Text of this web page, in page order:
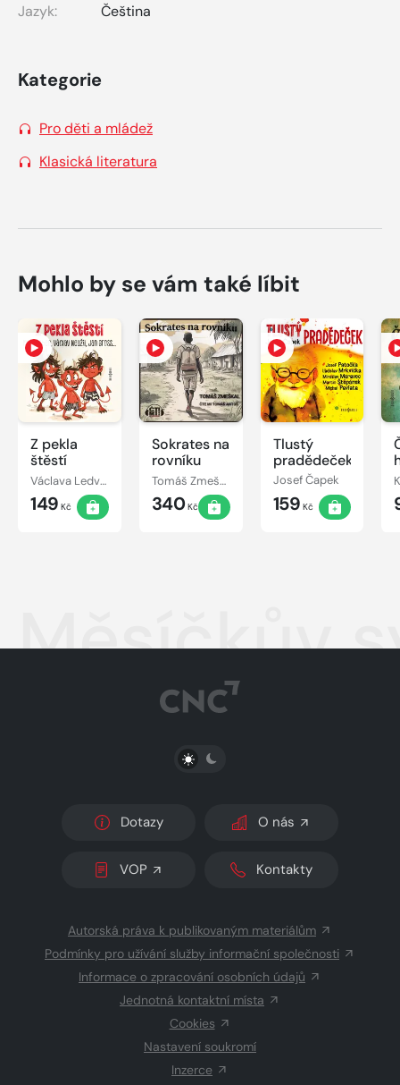
Jazyk:
Čeština
Kategorie
Pro děti a mládež
Klasická literatura
Mohlo by se vám také líbit
Z pekla
štěstí
Václava Ledvinková
149 Kč
Sokrates na
rovníku
Tomáš Zmeškal
340Kč
Tlustý
pradědeček
Josef Čapek
159 Kč
Měsíčkův
PŘEPNOUT SVĚTLÝ/TMAVÝ REŽIM
Dotazy O nás
VOP Kontakty
Autorská práva k publikovaným materiálům
Podmínky pro užívání služby informační společnosti
Informace o zpracování osobních údajů
Jednotná kontaktní místa
Cookies
Nastavení soukromí
Inzerce